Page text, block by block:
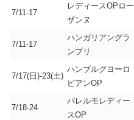
7/11-17
レディースOPロー
ザンヌ
7/11-17
ハンガリアングラ
ンプリ
7/17(日)-23(土)
ハンブルグヨーロ
ピアンOP
7/18-24
パレルモレディー
スOP